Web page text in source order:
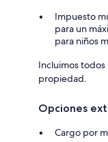
Impuesto
para un
para niños
Incluimos todos
propiedad.
Opciones
Cargo por